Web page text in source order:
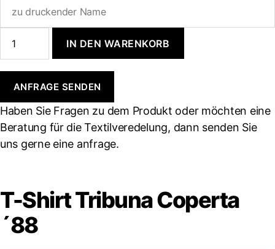
Shirt
Tribuna
Coperta
´88
IN DEN WARENKORB
ANFRAGE SENDEN
Haben Sie Fragen zu dem Produkt oder möchten eine
Beratung für die Textilveredelung, dann senden Sie
uns gerne eine anfrage.
T-Shirt Tribuna Coperta
´88